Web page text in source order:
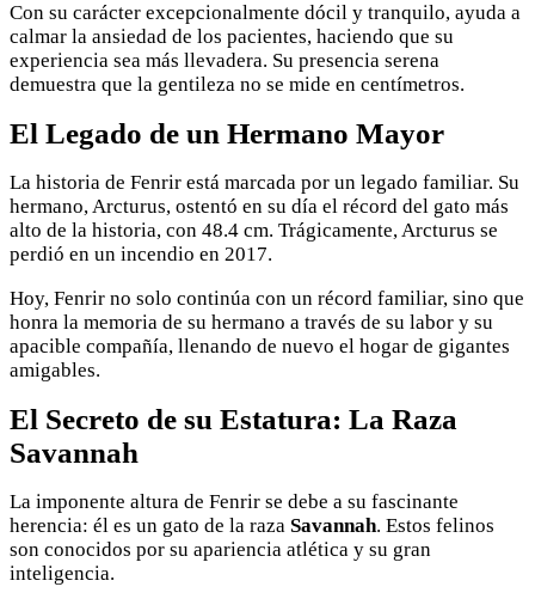
Con su carácter excepcionalmente dócil y tranquilo, ayuda a
calmar la ansiedad de los pacientes, haciendo que su
experiencia sea más llevadera. Su presencia serena
demuestra que la gentileza no se mide en centímetros.
El Legado de un Hermano Mayor
La historia de Fenrir está marcada por un legado familiar. Su
hermano, Arcturus, ostentó en su día el récord del gato más
alto de la historia, con 48.4 cm. Trágicamente, Arcturus se
perdió en un incendio en 2017.
Hoy, Fenrir no solo continúa con un récord familiar, sino que
honra la memoria de su hermano a través de su labor y su
apacible compañía, llenando de nuevo el hogar de gigantes
amigables.
El Secreto de su Estatura: La Raza
Savannah
La imponente altura de Fenrir se debe a su fascinante
herencia: él es un gato de la raza Savannah. Estos felinos
son conocidos por su apariencia atlética y su gran
inteligencia.